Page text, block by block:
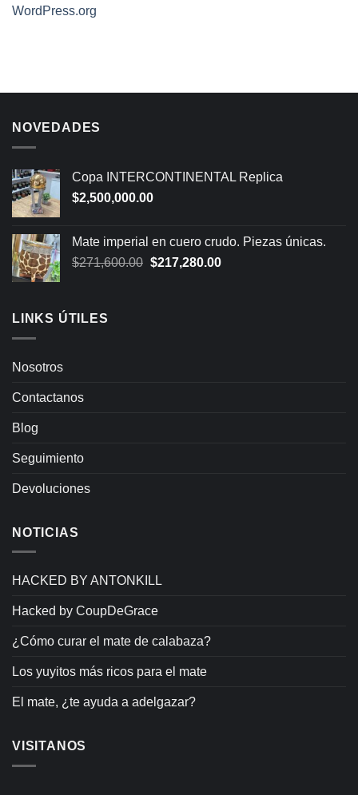
WordPress.org
NOVEDADES
Copa INTERCONTINENTAL Replica
$2,500,000.00
Mate imperial en cuero crudo. Piezas únicas.
$271,600.00 Original
$217,280.00Current
LINKS ÚTILES
Nosotros
Contactanos
Blog
Seguimiento
Devoluciones
NOTICIAS
HACKED BY ANTONKILL
Hacked by CoupDeGrace
¿Cómo curar el mate de calabaza?
Los yuyitos más ricos para el mate
El mate, ¿te ayuda a adelgazar?
VISITANOS